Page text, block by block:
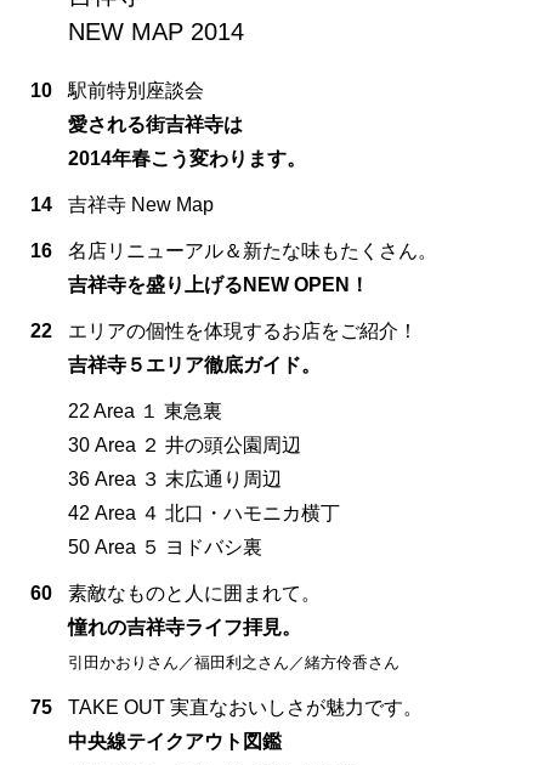
NEW MAP 2014
10
駅前特別座談会
愛される街吉祥寺は
2014年春こう変わります。
14 吉祥寺 New Map
16
名店リニューアル＆新たな味もたくさん。
吉祥寺を盛り上げるNEW OPEN！
22
エリアの個性を体現するお店をご紹介！
吉祥寺５エリア徹底ガイド。
22 Area １ 東急裏
30 Area ２ 井の頭公園周辺
36 Area ３ 末広通り周辺
42 Area ４ 北口・ハモニカ横丁
50 Area ５ ヨドバシ裏
60
素敵なものと人に囲まれて。
憧れの吉祥寺ライフ拝見。
引田かおりさん／福田利之さん／緒方伶香さん
75
TAKE OUT 実直なおいしさが魅力です。
中央線テイクアウト図鑑